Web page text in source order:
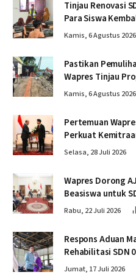
Tinjau Renovasi
Para Siswa
Pascabencana
Kamis, 6 Agustus 2026
Pastikan
Wapres Tinjau
Krueng Tingkeum
Kamis, 6 Agustus 2026
Pertemuan
Perkuat
Kamboja
Selasa, 28 Juli 2026
Wapres Dorong
Beasiswa untuk
Rabu, 22 Juli 2026
Respons Aduan
Rehabilitasi SDN
Jumat, 17 Juli 2026